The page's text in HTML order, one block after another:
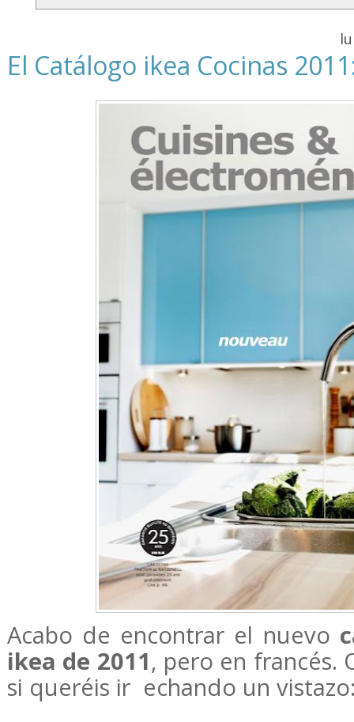
El Catálogo ikea Cocinas
Acabo de encontrar el nuevo
ikea de 2011, pero en francés.
si queréis ir echando un